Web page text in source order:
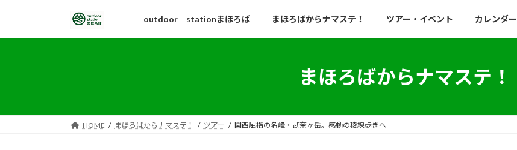
テ
ゲ
outdoor stationまほろば まほろばからナマステ！ ツアー・イベント カレンダー
まほろばからナマステ！
HOME まほろばからナマステ！ ツアー 関西屈指の名峰・武奈ヶ岳。感動の稜線歩きへ